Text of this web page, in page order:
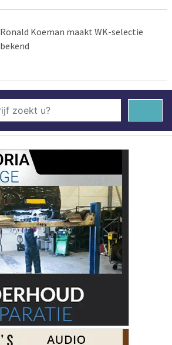
Ronald Koeman maakt WK-selectie
bekend